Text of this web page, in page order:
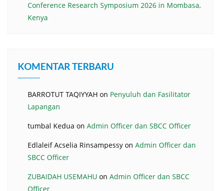
Conference Research Symposium 2026 in Mombasa,
Kenya
KOMENTAR TERBARU
BARROTUT TAQIYYAH on Penyuluh dan Fasilitator
Lapangan
tumbal Kedua on Admin Officer dan SBCC Officer
Edlaleif Acselia Rinsampessy on Admin Officer dan
SBCC Officer
ZUBAIDAH USEMAHU on Admin Officer dan SBCC
Officer